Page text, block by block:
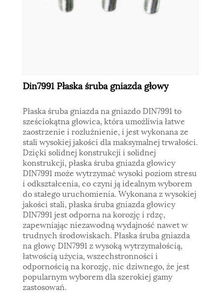
Din7991 Płaska śruba gniazda głowy
Płaska śruba gniazda na gniazdo DIN7991 to
sześciokątna głowica, która umożliwia łatwe
zaostrzenie i rozluźnienie, i jest wykonana ze
stali wysokiej jakości dla maksymalnej trwałości.
Dzięki solidnej konstrukcji i solidnej
konstrukcji, płaska śruba gniazda głowicy
DIN7991 może wytrzymać wysoki poziom stresu
i odkształcenia, co czyni ją idealnym wyborem
do stałego uruchomienia. Wykonana z wysokiej
jakości stali, płaska śruba gniazda głowicy
DIN7991 jest odporna na korozję i rdzę,
zapewniając niezawodną wydajność nawet w
trudnych środowiskach. Płaska śruba gniazda
na głowę DIN7991 z wysoką wytrzymałością,
łatwością użycia, wszechstronności i
odpornością na korozję, nic dziwnego, że jest
popularnym wyborem dla szerokiej gamy
zastosowań.